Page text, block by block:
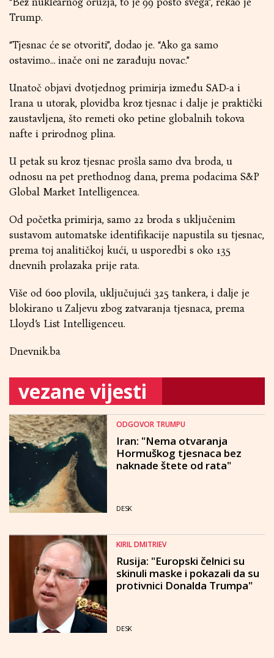
Trump.
“Tjesnac će se otvoriti”, dodao je. “Ako ga samo
ostavimo… inače oni ne zarađuju novac.”
Unatoč objavi dvotjednog primirja između SAD-a i
Irana u utorak, plovidba kroz tjesnac i dalje je praktički
zaustavljena, što remeti oko petine globalnih tokova
nafte i prirodnog plina.
U petak su kroz tjesnac prošla samo dva broda, u
odnosu na pet prethodnog dana, prema podacima S&P
Global Market Intelligencea.
Od početka primirja, samo 22 broda s uključenim
sustavom automatske identifikacije napustila su tjesnac,
prema toj analitičkoj kući, u usporedbi s oko 135
dnevnih prolazaka prije rata.
Više od 600 plovila, uključujući 325 tankera, i dalje je
blokirano u Zaljevu zbog zatvaranja tjesnaca, prema
Lloyd’s List Intelligenceu.
Dnevnik.ba
vezane vijesti
ODGOVOR TRUMPU
Iran: "Nema otvaranja
Hormuškog tjesnaca bez
naknade štete od rata"
DESK
KIRIL DMITRIEV
Rusija: "Europski čelnici su
skinuli maske i pokazali da su
protivnici Donalda Trumpa"
DESK